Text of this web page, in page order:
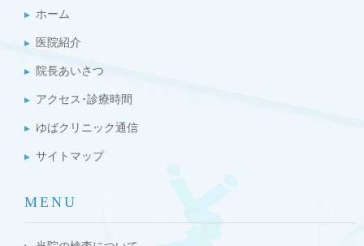
ホーム
医院紹介
院長あいさつ
アクセス･診療時間
ゆばクリニック通信
サイトマップ
MENU